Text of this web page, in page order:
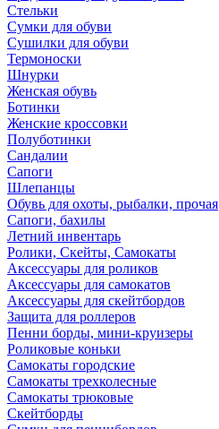
Стельки
Сумки для обуви
Сушилки для обуви
Термоноски
Шнурки
Женская обувь
Ботинки
Женские кроссовки
Полуботинки
Сандалии
Сапоги
Шлепанцы
Обувь для охоты, рыбалки, прочая
Сапоги, бахилы
Летний инвентарь
Ролики, Скейты, Самокаты
Аксессуары для роликов
Аксессуары для самокатов
Аксессуары для скейтбордов
Защита для роллеров
Пенни борды, мини-круизеры
Роликовые коньки
Самокаты городские
Самокаты трехколесные
Самокаты трюковые
Скейтборды